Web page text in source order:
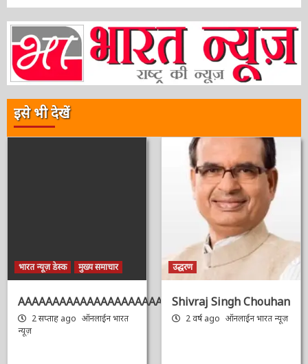
3 वर्ष ago ऑनलाईन भारत न्यूज़
इसे भी देखें
AAAAAAAAAAAAAAAAAAAAAAAAAAAAAAAAA
Shivraj Singh